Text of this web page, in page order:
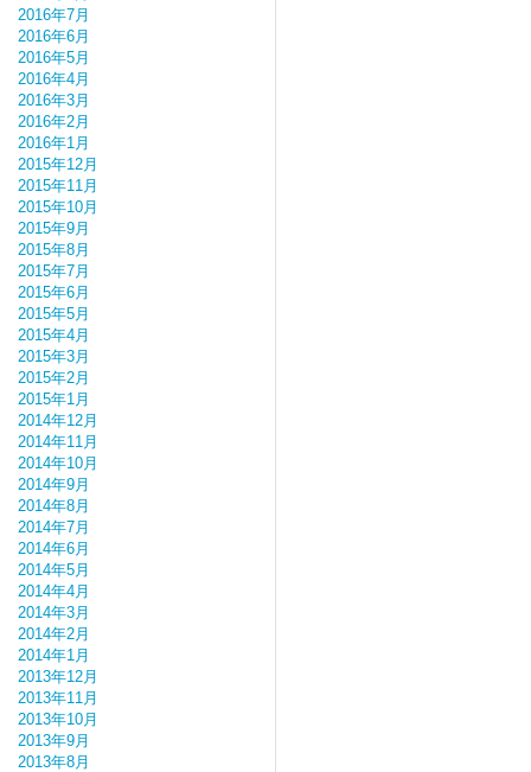
2016年7月
2016年6月
2016年5月
2016年4月
2016年3月
2016年2月
2016年1月
2015年12月
2015年11月
2015年10月
2015年9月
2015年8月
2015年7月
2015年6月
2015年5月
2015年4月
2015年3月
2015年2月
2015年1月
2014年12月
2014年11月
2014年10月
2014年9月
2014年8月
2014年7月
2014年6月
2014年5月
2014年4月
2014年3月
2014年2月
2014年1月
2013年12月
2013年11月
2013年10月
2013年9月
2013年8月